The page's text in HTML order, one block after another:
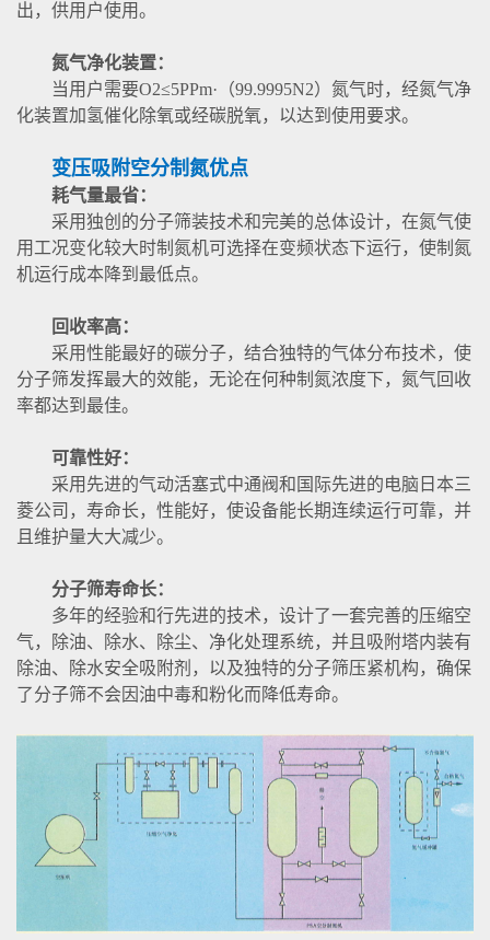
出，供用户使用。
氮气净化装置：
当用户需要O2≤5PPm·（99.9995N2）氮气时，经氮气净
化装置加氢催化除氧或经碳脱氧，以达到使用要求。
变压吸附空分制氮优点
耗气量最省：
采用独创的分子筛装技术和完美的总体设计，在氮气使
用工况变化较大时制氮机可选择在变频状态下运行，使制氮
机运行成本降到最低点。
回收率高：
采用性能最好的碳分子，结合独特的气体分布技术，使
分子筛发挥最大的效能，无论在何种制氮浓度下，氮气回收
率都达到最佳。
可靠性好：
采用先进的气动活塞式中通阀和国际先进的电脑日本三
菱公司，寿命长，性能好，使设备能长期连续运行可靠，并
且维护量大大减少。
分子筛寿命长：
多年的经验和行先进的技术，设计了一套完善的压缩空
气，除油、除水、除尘、净化处理系统，并且吸附塔内装有
除油、除水安全吸附剂，以及独特的分子筛压紧机构，确保
了分子筛不会因油中毒和粉化而降低寿命。